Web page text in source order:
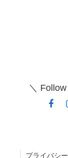
＼
プライバシ